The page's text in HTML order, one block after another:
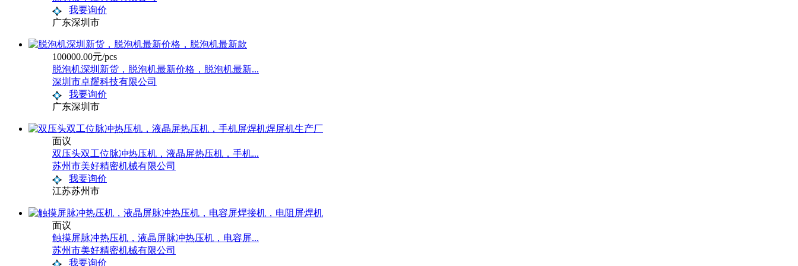
我要询价
广东深圳市
100000.00元/pcs
脱泡机深圳新货，脱泡机最新价格，脱泡机最新...
深圳市卓耀科技有限公司
我要询价
广东深圳市
面议
双压头双工位脉冲热压机，液晶屏热压机，手机...
苏州市美好精密机械有限公司
我要询价
江苏苏州市
面议
触摸屏脉冲热压机，液晶屏脉冲热压机，电容屏...
苏州市美好精密机械有限公司
我要询价